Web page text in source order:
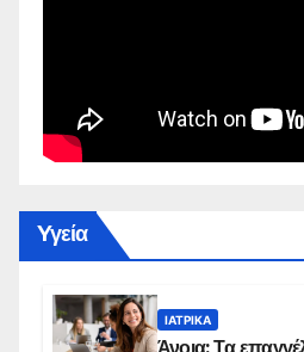
Yγεία
ΙΑΤΡΙΚΆ